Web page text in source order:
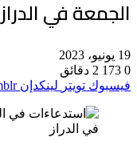
الجمعة في الدراز
19 يونيو، 2023
0
2 دقائق
فيسبوك تويتر لينكدإن